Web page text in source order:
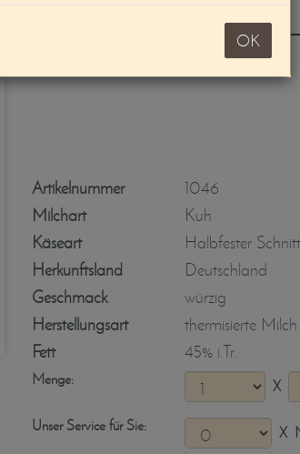
OK
Soltauer Burgkäse
Artikelnummer
1046
Milchart
Kuh
Käseart
Halbfester
Herkunftsland
Deutschland
Geschmack
würzig
Herstellungsart
thermisierte Milch
Fett
45% i.Tr.
Menge: X
Unser Service für Sie: X